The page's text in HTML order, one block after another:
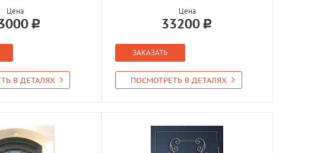
Цена
В ДЕТАЛЯХ
Цена
33200
ЗАКАЗАТЬ
ПОСМОТРЕТЬ В ДЕТАЛЯХ